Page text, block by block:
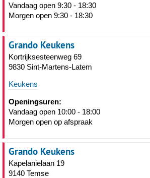
Vandaag open 9:30 - 18:30
Morgen open 9:30 - 18:30
Grando Keukens
Kortrijksesteenweg 69
9830 Sint-Martens-Latem
Keukens
Openingsuren:
Vandaag open 10:00 - 18:00
Morgen open op afspraak
Grando Keukens
Kapelanielaan 19
9140 Temse